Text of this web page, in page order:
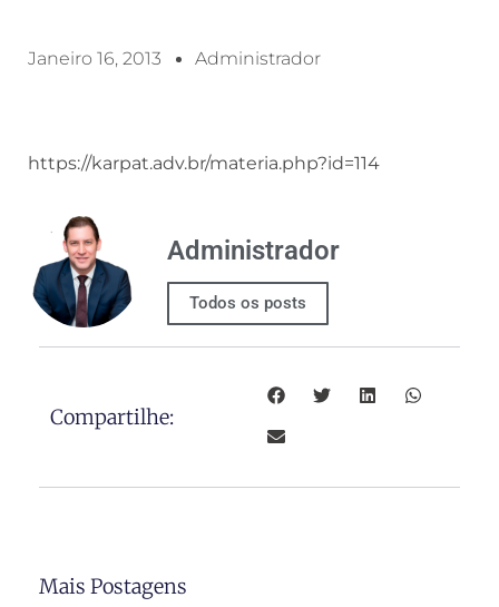
Janeiro 16, 2013 Administrador
https://karpat.adv.br/materia.php?id=114
Administrador
Todos os posts
Compartilhe:
Mais Postagens